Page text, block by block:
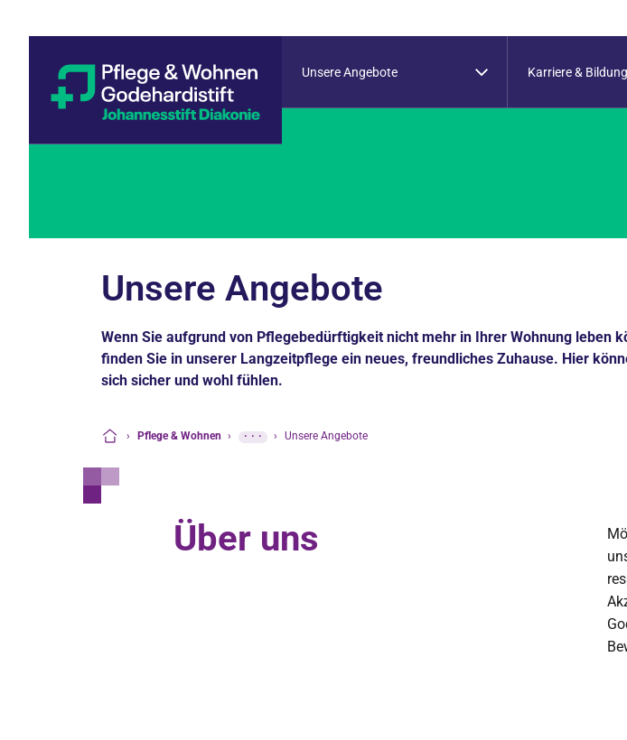
Unsere Angebote Karriere & Bildung
Unsere Angebote
Wenn Sie aufgrund von Pflegebedürftigkeit nicht mehr in Ihrer Wohnung leben
finden Sie in unserer Langzeitpflege ein neues, freundliches Zuhause. Hier
sich sicher und wohl fühlen.
› Pflege & Wohnen › ··· › Unsere Angebote
Über uns